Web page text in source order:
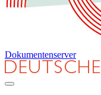
Dokumentenserver